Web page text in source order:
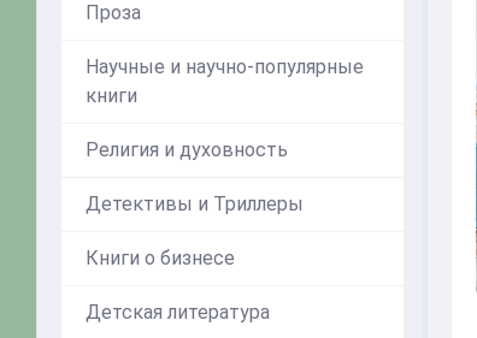
Проза
Научные и научно-популярные
книги
Религия и духовность
Детективы и Триллеры
Книги о бизнесе
Детская литература